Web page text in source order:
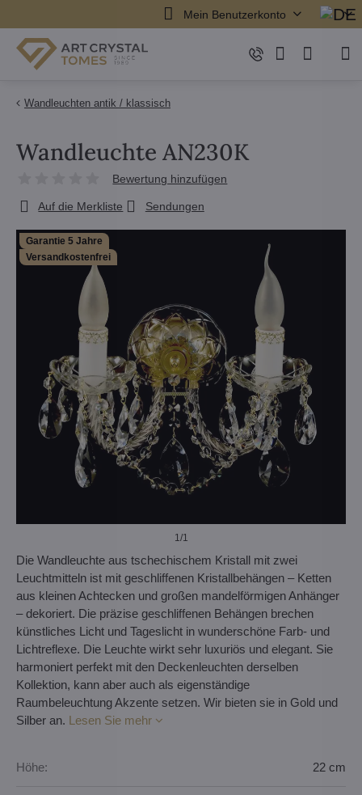
Mein Benutzerkonto
Wandleuchten antik / klassisch
Garantie 5 Jahre
Versandkostenfrei
1/1
Wandleuchte AN230K
Bewertung hinzufügen
Auf die Merkliste Sendungen
Die Wandleuchte aus tschechischem Kristall mit zwei
Leuchtmitteln ist mit geschliffenen Kristallbehängen – Ketten
aus kleinen Achtecken und großen mandelförmigen Anhänger
– dekoriert. Die präzise geschliffenen Behängen brechen
künstliches Licht und Tageslicht in wunderschöne Farb- und
Lichtreflexe. Die Leuchte wirkt sehr luxuriös und elegant. Sie
harmoniert perfekt mit den Deckenleuchten derselben
Kollektion, kann aber auch als eigenständige
Raumbeleuchtung Akzente setzen. Wir bieten sie in Gold und
Silber an. Lesen Sie mehr
Höhe: 22 cm